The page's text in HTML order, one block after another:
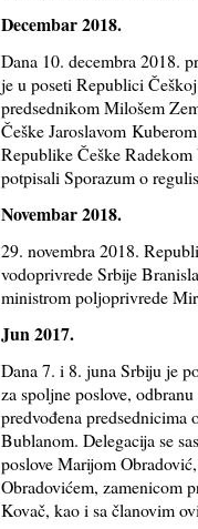
Decembar 2018.
Dana 10. decembra 2018.
je u poseti Republici
predsednikom Milošem
Češke Jaroslavom
Republike Češke
potpisali Sporazum o
Novembar 2018.
29. novembra 2018.
vodoprivrede Srbije
ministrom poljoprivrede
Jun 2017.
Dana 7. i 8. juna Srbiju je
za spoljne poslove,
predvođena
Bublanom. Delegacija se
poslove Marijom
Obradovićem, zamenicom
Kovač, kao i sa članovim